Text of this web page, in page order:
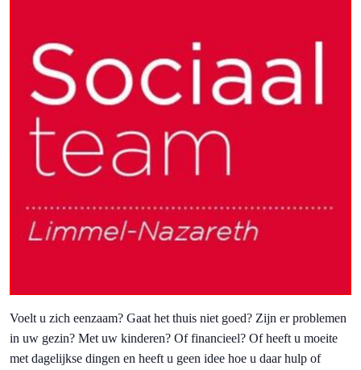
Voelt u zich eenzaam? Gaat het thuis niet goed? Zijn er problemen
in uw gezin? Met uw kinderen? Of financieel? Of heeft u moeite
met dagelijkse dingen en heeft u geen idee hoe u daar hulp of